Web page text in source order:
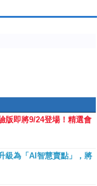
版即將9/24登場！精選會
級為「AI智慧賣點」，將